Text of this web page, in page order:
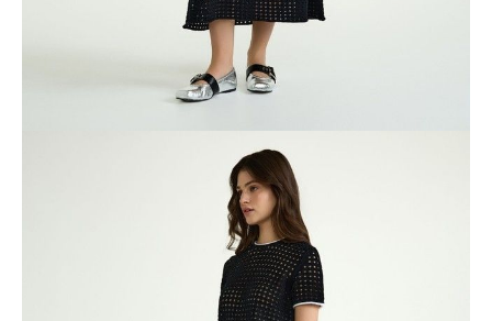
Джемпер с ажурным переплетением прямого силуэта из пряжи с
хлопком создан, чтобы быть частью ваших стильных образов. С
PREMIUM COTTON: хлопок премиального качества мягкий,
приятный к телу и «дышащий».